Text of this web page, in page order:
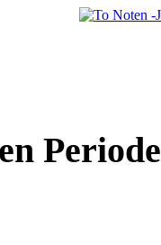
Periode